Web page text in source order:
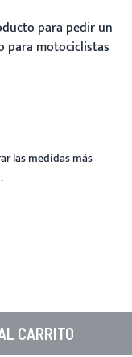
para pedir un
para motociclistas
las medidas más
CARRITO